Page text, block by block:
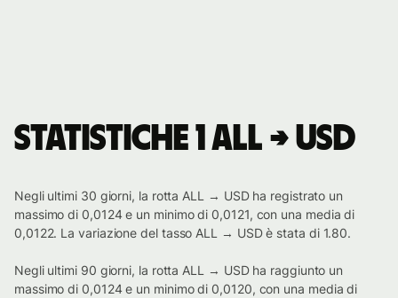
Statistiche 1 ALL → USD
Negli ultimi 30 giorni, la rotta ALL → USD ha registrato un
massimo di 0,0124 e un minimo di 0,0121, con una media di
0,0122. La variazione del tasso ALL → USD è stata di 1.80.
Negli ultimi 90 giorni, la rotta ALL → USD ha raggiunto un
massimo di 0,0124 e un minimo di 0,0120, con una media di